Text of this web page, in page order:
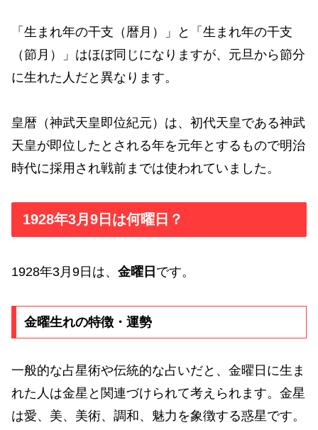
「生まれ年の干支（暦月）」と「生まれ年の干支
（節月）」はほぼ同じになりますが、元旦から節分
に生れた人だと異なります。
皇暦（神武天皇即位紀元）は、初代天皇である神武
天皇が即位したとされる年を元年とするもので明治
時代に採用され戦前までは使われていました。
1928年3月9日は何曜日？
1928年3月9日は、 金曜日 です。
金曜生れの特徴・運勢
一般的な占星術や伝統的な占いだと、金曜日に生ま
れた人は金星と関連づけられて考えられます。金星
は愛、美、美術、調和、魅力を象徴する惑星です。